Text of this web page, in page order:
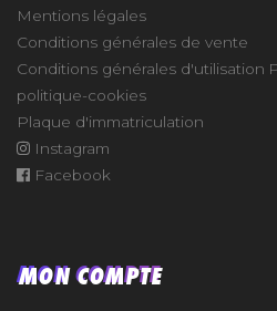
Mentions légales
Conditions générales de vente
Conditions générales d'utilisation
politique-cookies
Plaque d'immatriculation
Instagram
Facebook
MON COMPTE